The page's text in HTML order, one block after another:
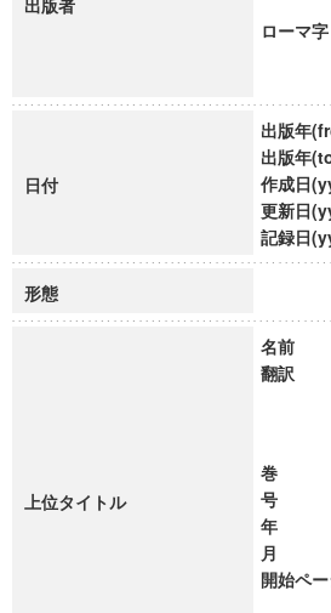
出版者
ローマ字
日付
出版年
出版年
作成日
更新日
記録日
形態
上位タイトル
名前
翻訳
巻
号
年
月
開始ペ